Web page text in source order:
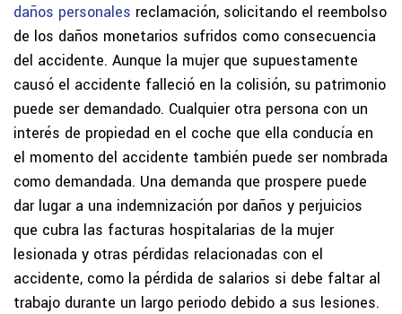
daños personales reclamación, solicitando el reembolso
de los daños monetarios sufridos como consecuencia
del accidente. Aunque la mujer que supuestamente
causó el accidente falleció en la colisión, su patrimonio
puede ser demandado. Cualquier otra persona con un
interés de propiedad en el coche que ella conducía en
el momento del accidente también puede ser nombrada
como demandada. Una demanda que prospere puede
dar lugar a una indemnización por daños y perjuicios
que cubra las facturas hospitalarias de la mujer
lesionada y otras pérdidas relacionadas con el
accidente, como la pérdida de salarios si debe faltar al
trabajo durante un largo periodo debido a sus lesiones.